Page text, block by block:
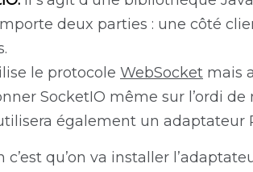
deux parties : une côté
le protocole WebSocket mais
SocketIO même sur l’ordi de
également un adaptateur
c’est qu’on va installer